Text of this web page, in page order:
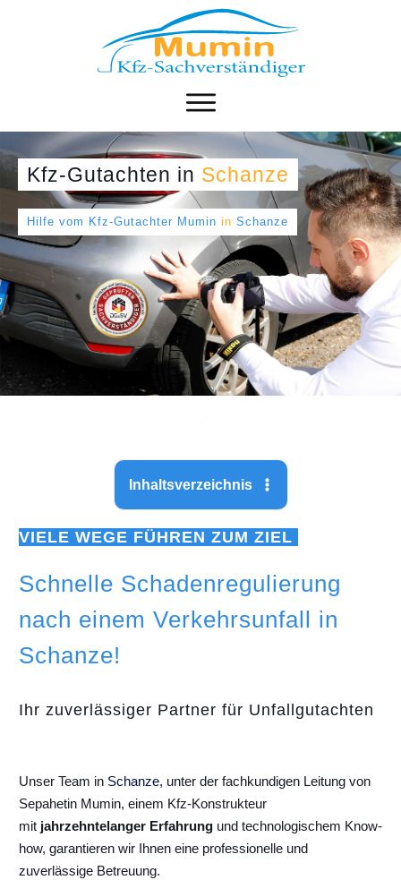
Kfz-Gutachten in Schanze
Hilfe vom Kfz-Gutachter Mumin in Schanze
Inhaltsverzeichnis
VIELE WEGE FÜHREN ZUM ZIEL
Schnelle Schadenregulierung
nach einem Verkehrsunfall in
Schanze!
Ihr zuverlässiger Partner für Unfallgutachten
Unser Team in Schanze, unter der fachkundigen Leitung von
Sepahetin Mumin, einem Kfz-Konstrukteur
mit jahrzehntelanger Erfahrung und technologischem Know-
how, garantieren wir Ihnen eine professionelle und
zuverlässige Betreuung.